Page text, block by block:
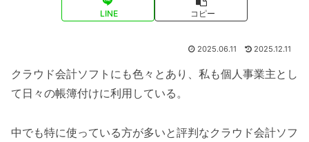
LINE コピー
2025.06.11 2025.12.11
クラウド会計ソフトにも色々とあり、私も個人事業主とし
て日々の帳簿付けに利用している。
中でも特に使っている方が多いと評判なクラウド会計ソフ